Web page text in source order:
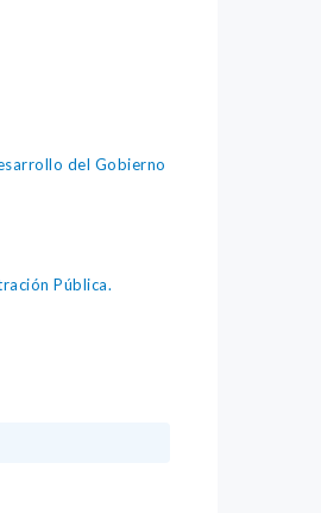
del Gobierno
Pública.